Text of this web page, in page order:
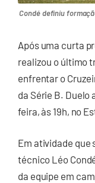
Condé definiu
Após uma curta
realizou o último
enfrentar o
da Série B.
feira, às 19h, no
Em atividade que
técnico Léo
da equipe em